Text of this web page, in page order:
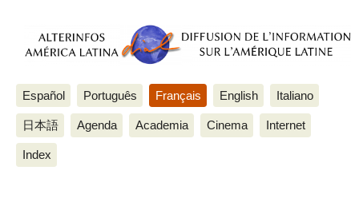
Español Português Français English Italiano
日本語 Agenda Academia Cinema Internet
Index